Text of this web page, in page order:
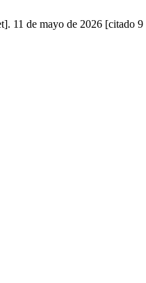
11 de mayo de 2026 [citado